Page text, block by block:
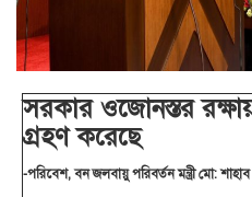
সরকার ওজোনস্তর
গ্রহণ করেছে
-পরিবেশ, বন জলবায়ু পরিবর্তন মন্ত্রী মো: শাহাব